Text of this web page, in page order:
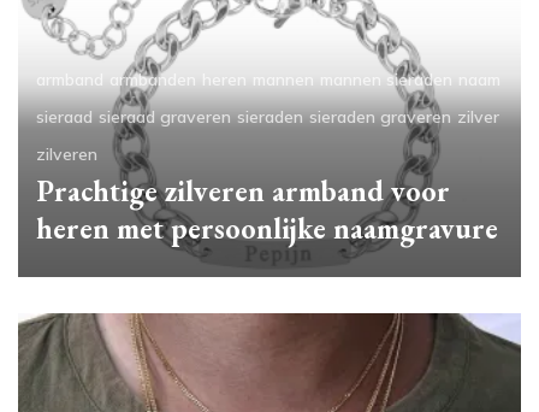
armband armbanden heren mannen mannen sieraden
naam
sieraad sieraad graveren sieraden sieraden graveren zilver
zilveren
Prachtige zilveren armband voor
heren met persoonlijke naamgravure